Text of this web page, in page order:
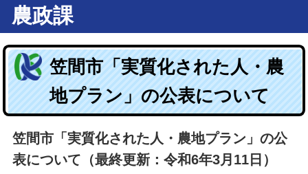
農政課
笠間市「実質化された人・農
地プラン」の公表について
笠間市「実質化された人・農地プラン」の公
表について（最終更新：令和6年3月11日）